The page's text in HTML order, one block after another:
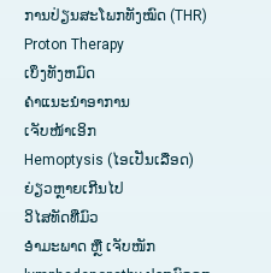
ການປ່ຽນສະໂພກທັງໝົດ (THR)
Proton Therapy
ເບິ່ງທັງຫມົດ
ຄໍາແນະນໍາອາການ
ເຈັບໜ້າເອິກ
Hemoptysis (ໄອເປັນເລືອດ)
ຍ່ຽວຫຼາຍເກີນໄປ
ວິໄສທັດທີ່ມົວ
ອຳມະພາດ ຫຼື ເຈັບໜັກ